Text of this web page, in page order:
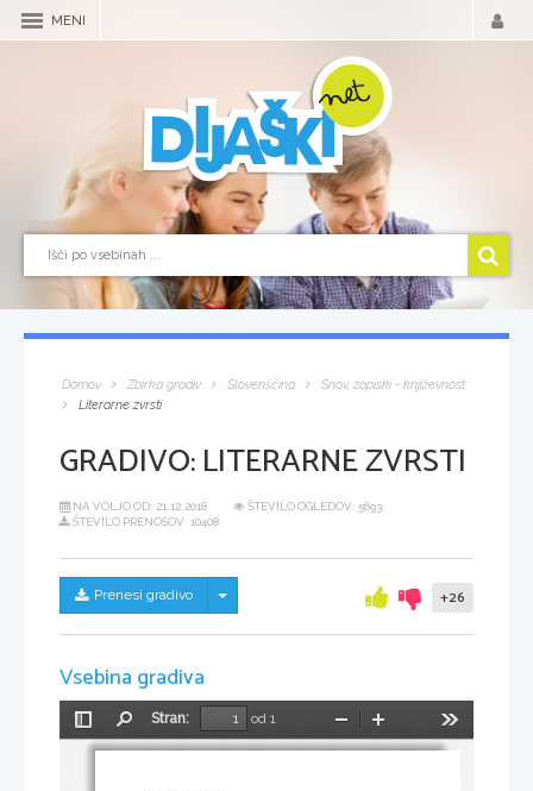
MENI
Domov Zbirka gradiv Slovenščina
Snov, zapiski - književnost
Literarne zvrsti
GRADIVO:LITERARNE ZVRSTI
NA VOLJO OD: 21.12.2018
ŠTEVILO OGLEDOV: 5693
ŠTEVILO PRENOSOV: 10408
Prenesi gradivo Skrij/prikaži meni +26
Vsebina gradiva
Preklopi
stransko
Stran:
od 1
Pomanjšaj